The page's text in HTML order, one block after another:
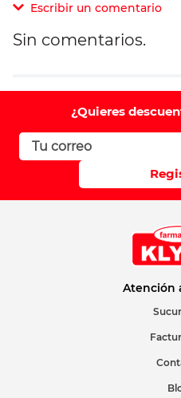
Escribir un comentario
Comentario
Califique el producto
Correo electrónico
Sin comentarios.
¿Quieres
Atención